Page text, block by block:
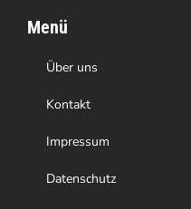
Menü
Über uns
Kontakt
Impressum
Datenschutz